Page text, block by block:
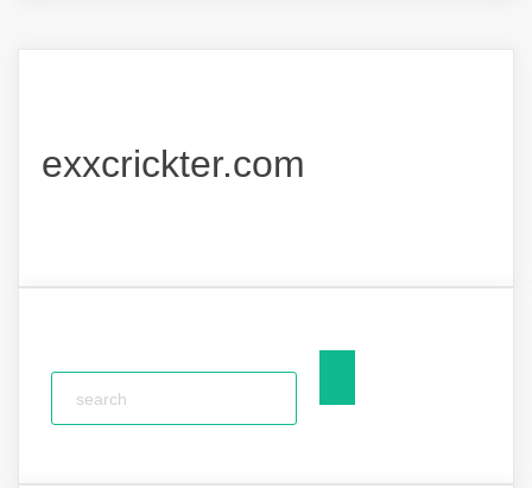
exxcrickter.com